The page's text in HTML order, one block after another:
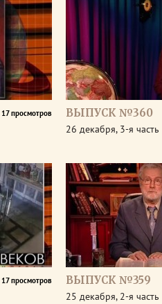
17 просмотров ВЫПУСК №360
26 декабря, 3-я часть
17 просмотров ВЫПУСК №359
25 декабря, 2-я часть